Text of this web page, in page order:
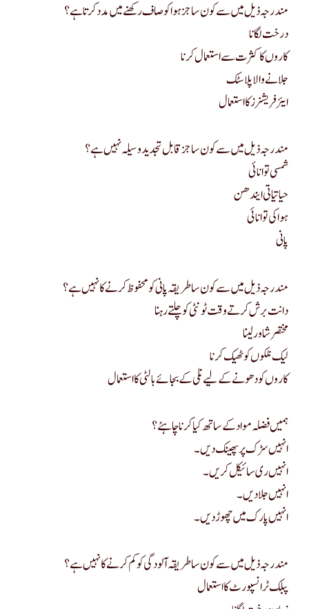
مندرجہ ذیل میں سے کون سا جز ہوا کو صاف رکھنے میں مدد کرتا ہے؟
درخت لگانا
کاروں کا کثرت سے استعمال کرنا
جلانے والا پلاسٹک
ایئر فریشنرز کا استعمال
مندرجہ ذیل میں سے کون سا جز قابل تجدید وسیلہ نہیں ہے؟
شمسی توانائی
حیاتیاتی ایندھن
ہوا کی توانائی
پانی
مندرجہ ذیل میں سے کون سا طریقہ پانی کو محفوظ کرنے کا نہیں ہے؟
دانت برش کرتے وقت ٹونٹی کو چلتے رہنا
مختصر شاور لینا
لیک نلکوں کو ٹھیک کرنا
کاروں کو دھونے کے لیے نلی کے بجائے بالٹی کا استعمال
ہمیں فضلہ مواد کے ساتھ کیا کرنا چاہئے؟
انہیں سڑک پر پھینک دیں۔
انہیں ری سائیکل کریں۔
انہیں جلا دیں۔
انہیں پارک میں چھوڑ دیں۔
مندرجہ ذیل میں سے کون سا طریقہ آلودگی کو کم کرنے کا نہیں ہے؟
پبلک ٹرانسپورٹ کا استعمال